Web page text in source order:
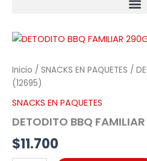
Inicio / SNACKS EN PAQUETES /
(12695)
SNACKS EN PAQUETES
DETODITO BBQ
$11.700
DETODITO
FAMILIAR
290G
(12695)
cantidad